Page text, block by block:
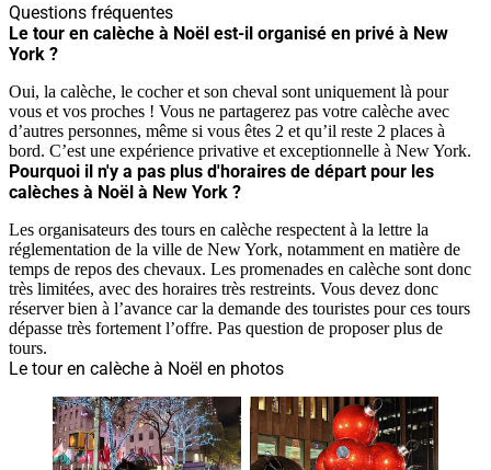
Questions fréquentes
Le tour en calèche à Noël est-il organisé en privé à New
York ?
Oui, la calèche, le cocher et son cheval sont uniquement là pour
vous et vos proches ! Vous ne partagerez pas votre calèche avec
d’autres personnes, même si vous êtes 2 et qu’il reste 2 places à
bord. C’est une expérience privative et exceptionnelle à New York.
Pourquoi il n'y a pas plus d'horaires de départ pour les
calèches à Noël à New York ?
Les organisateurs des tours en calèche respectent à la lettre la
réglementation de la ville de New York, notamment en matière de
temps de repos des chevaux. Les promenades en calèche sont donc
très limitées, avec des horaires très restreints. Vous devez donc
réserver bien à l’avance car la demande des touristes pour ces tours
dépasse très fortement l’offre. Pas question de proposer plus de
tours.
Le tour en calèche à Noël en photos